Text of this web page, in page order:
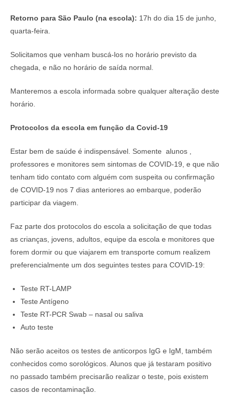
Retorno para São Paulo (na escola): 17h do dia 15 de junho,
quarta-feira.
Solicitamos que venham buscá-los no horário previsto da
chegada, e não no horário de saída normal.
Manteremos a escola informada sobre qualquer alteração deste
horário.
Protocolos da escola em função da Covid-19
Estar bem de saúde é indispensável. Somente alunos ,
professores e monitores sem sintomas de COVID-19, e que não
tenham tido contato com alguém com suspeita ou confirmação
de COVID-19 nos 7 dias anteriores ao embarque, poderão
participar da viagem.
Faz parte dos protocolos do escola a solicitação de que todas
as crianças, jovens, adultos, equipe da escola e monitores que
forem dormir ou que viajarem em transporte comum realizem
preferencialmente um dos seguintes testes para COVID-19:
Teste RT-LAMP
Teste Antígeno
Teste RT-PCR Swab – nasal ou saliva
Auto teste
Não serão aceitos os testes de anticorpos IgG e IgM, também
conhecidos como sorológicos. Alunos que já testaram positivo
no passado também precisarão realizar o teste, pois existem
casos de recontaminação.